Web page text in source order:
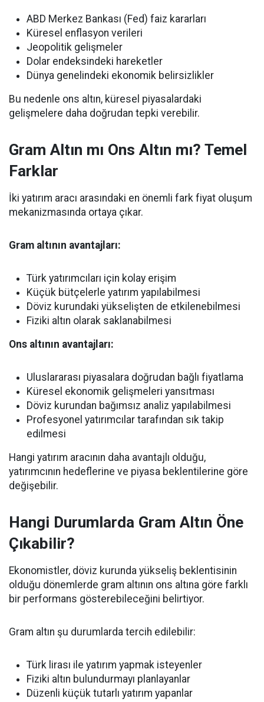
ABD Merkez Bankası (Fed) faiz kararları
Küresel enflasyon verileri
Jeopolitik gelişmeler
Dolar endeksindeki hareketler
Dünya genelindeki ekonomik belirsizlikler
Bu nedenle ons altın, küresel piyasalardaki
gelişmelere daha doğrudan tepki verebilir.
Gram Altın mı Ons Altın mı? Temel
Farklar
İki yatırım aracı arasındaki en önemli fark fiyat oluşum
mekanizmasında ortaya çıkar.
Gram altının avantajları:
Türk yatırımcıları için kolay erişim
Küçük bütçelerle yatırım yapılabilmesi
Döviz kurundaki yükselişten de etkilenebilmesi
Fiziki altın olarak saklanabilmesi
Ons altının avantajları:
Uluslararası piyasalara doğrudan bağlı fiyatlama
Küresel ekonomik gelişmeleri yansıtması
Döviz kurundan bağımsız analiz yapılabilmesi
Profesyonel yatırımcılar tarafından sık takip
edilmesi
Hangi yatırım aracının daha avantajlı olduğu,
yatırımcının hedeflerine ve piyasa beklentilerine göre
değişebilir.
Hangi Durumlarda Gram Altın Öne
Çıkabilir?
Ekonomistler, döviz kurunda yükseliş beklentisinin
olduğu dönemlerde gram altının ons altına göre farklı
bir performans gösterebileceğini belirtiyor.
Gram altın şu durumlarda tercih edilebilir:
Türk lirası ile yatırım yapmak isteyenler
Fiziki altın bulundurmayı planlayanlar
Düzenli küçük tutarlı yatırım yapanlar